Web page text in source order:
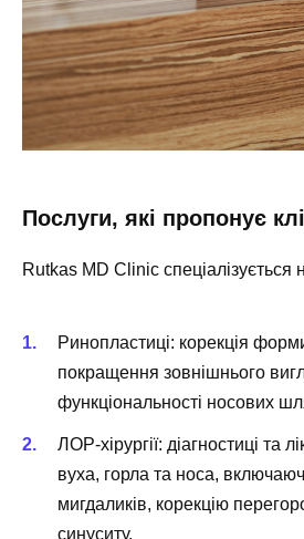
Послуги, які пропонує
Rutkas MD Clinic спеціалізується
Ринопластиці: корекція
покращення зовнішнього
функціональності носових
ЛОР-хірургії: діагностиці та
вуха, горла та носа,
мигдаликів, корекцію
синуситу.